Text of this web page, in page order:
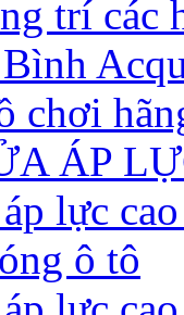
trí các
chơi
ÁP
lực
ô tô